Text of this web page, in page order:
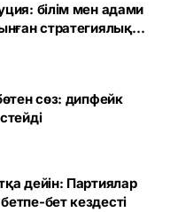
білім мен адами
стратегиялық
сөз: дипфейк
дейін: Партиялар
бет кездесті